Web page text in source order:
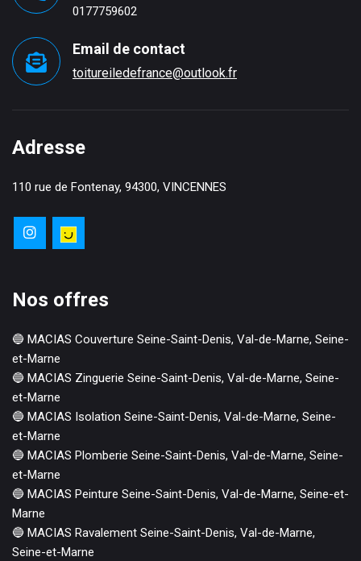
0177759602
Email de contact
toitureiledefrance@outlook.fr
Adresse
110 rue de Fontenay, 94300, VINCENNES
Nos offres
🔵 MACIAS Couverture Seine-Saint-Denis, Val-de-Marne, Seine-
et-Marne
🔵 MACIAS Zinguerie Seine-Saint-Denis, Val-de-Marne, Seine-
et-Marne
🔵 MACIAS Isolation Seine-Saint-Denis, Val-de-Marne, Seine-
et-Marne
🔵 MACIAS Plomberie Seine-Saint-Denis, Val-de-Marne, Seine-
et-Marne
🔵 MACIAS Peinture Seine-Saint-Denis, Val-de-Marne, Seine-et-
Marne
🔵 MACIAS Ravalement Seine-Saint-Denis, Val-de-Marne,
Seine-et-Marne